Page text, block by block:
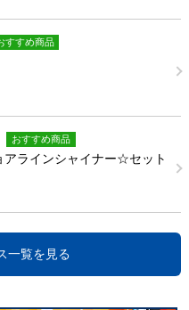
すすめ商品
おすすめ商品
ラインシャイナー☆セット
一覧を見る